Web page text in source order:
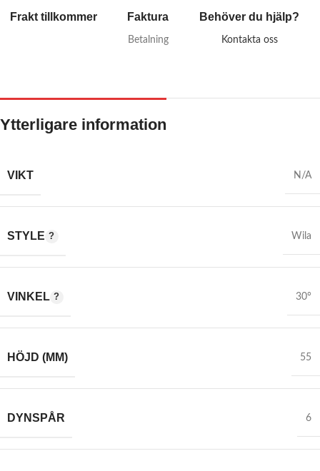
Frakt tillkommer Faktura
Betalning
Behöver du hjälp?
Kontakta oss
Ytterligare information
VIKT N/A
STYLE Wila
VINKEL 30°
HÖJD (MM) 55
DYNSPÅR 6